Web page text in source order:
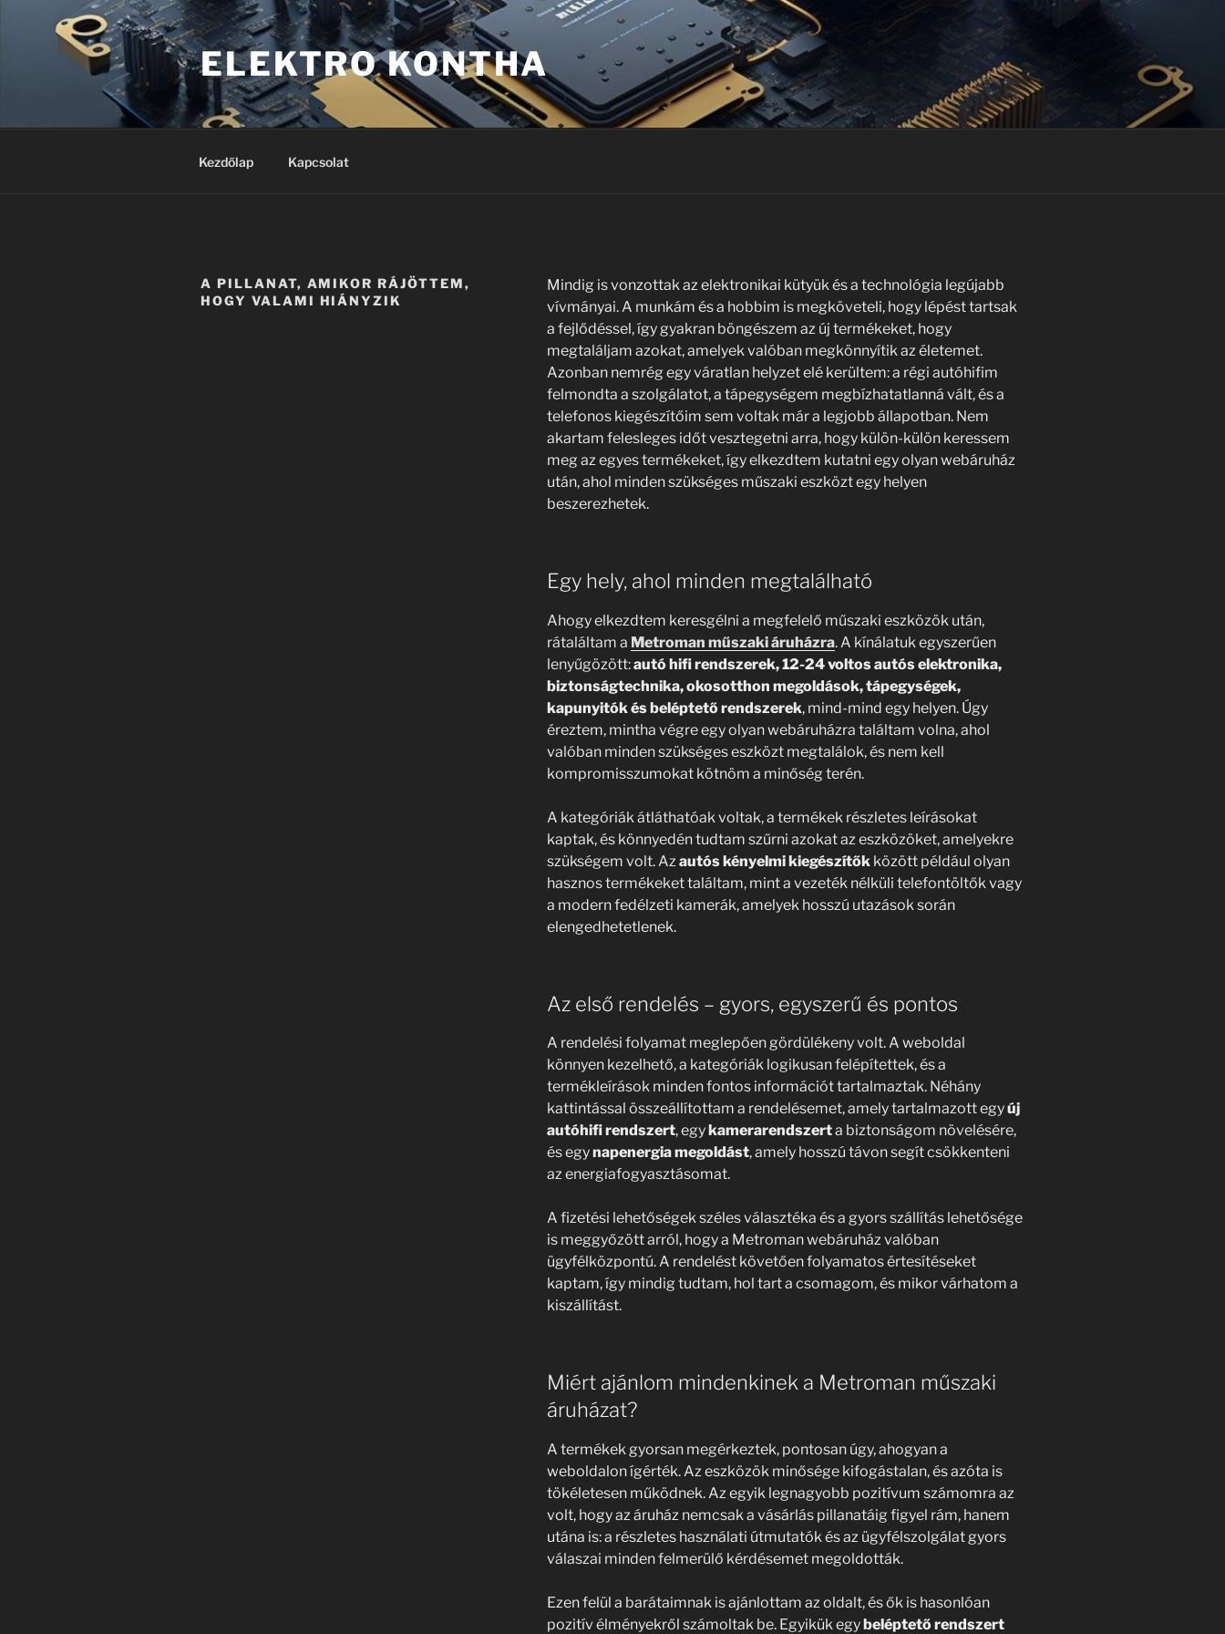
Tartalomhoz
ELEKTRO KONTHA
Kezdőlap Kapcsolat
A PILLANAT, AMIKOR RÁJÖTTEM,
HOGY VALAMI HIÁNYZIK
Mindig is vonzottak az elektronikai kütyük és a technológia legújabb
vívmányai. A munkám és a hobbim is megköveteli, hogy lépést tartsak
a fejlődéssel, így gyakran böngészem az új termékeket, hogy
megtaláljam azokat, amelyek valóban megkönnyítik az életemet.
Azonban nemrég egy váratlan helyzet elé kerültem: a régi autóhifim
felmondta a szolgálatot, a tápegységem megbízhatatlanná vált, és a
telefonos kiegészítőim sem voltak már a legjobb állapotban. Nem
akartam felesleges időt vesztegetni arra, hogy külön-külön keressem
meg az egyes termékeket, így elkezdtem kutatni egy olyan webáruház
után, ahol minden szükséges műszaki eszközt egy helyen
beszerezhetek.
Egy hely, ahol minden megtalálható
Ahogy elkezdtem keresgélni a megfelelő műszaki eszközök után,
rátaláltam a Metroman műszaki áruházra. A kínálatuk egyszerűen
lenyűgözött:autó hifi rendszerek, 12-24 voltos autós elektronika,
biztonságtechnika, okosotthon megoldások, tápegységek,
kapunyitók és beléptető rendszerek, mind-mind egy helyen. Úgy
éreztem, mintha végre egy olyan webáruházra találtam volna, ahol
valóban minden szükséges eszközt megtalálok, és nem kell
kompromisszumokat kötnöm a minőség terén.
A kategóriák átláthatóak voltak, a termékek részletes leírásokat
kaptak, és könnyedén tudtam szűrni azokat az eszközöket, amelyekre
szükségem volt. Az autós kényelmi kiegészítők között például olyan
hasznos termékeket találtam, mint a vezeték nélküli telefontöltők vagy
a modern fedélzeti kamerák, amelyek hosszú utazások során
elengedhetetlenek.
Az első rendelés – gyors, egyszerű és pontos
A rendelési folyamat meglepően gördülékeny volt. A weboldal
könnyen kezelhető, a kategóriák logikusan felépítettek, és a
termékleírások minden fontos információt tartalmaztak. Néhány
kattintással összeállítottam a rendelésemet, amely tartalmazott egyúj
autóhifi rendszert, egykamerarendszerta biztonságom növelésére,
és egynapenergia megoldást, amely hosszú távon segít csökkenteni
az energiafogyasztásomat.
A fizetési lehetőségek széles választéka és a gyors szállítás lehetősége
is meggyőzött arról, hogy a Metroman webáruház valóban
ügyfélközpontú. A rendelést követően folyamatos értesítéseket
kaptam, így mindig tudtam, hol tart a csomagom, és mikor várhatom a
kiszállítást.
Miért ajánlom mindenkinek a Metroman műszaki
áruházat?
A termékek gyorsan megérkeztek, pontosan úgy, ahogyan a
weboldalon ígérték. Az eszközök minősége kifogástalan, és azóta is
tökéletesen működnek. Az egyik legnagyobb pozitívum számomra az
volt, hogy az áruház nemcsak a vásárlás pillanatáig figyel rám, hanem
utána is: a részletes használati útmutatók és az ügyfélszolgálat gyors
válaszai minden felmerülő kérdésemet megoldották.
Ezen felül a barátaimnak is ajánlottam az oldalt, és ők is hasonlóan
pozitív élményekről számoltak be. Egyikük egybeléptető rendszert